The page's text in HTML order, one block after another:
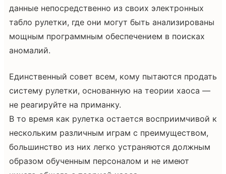
данные непосредственно из своих электронных
табло рулетки, где они могут быть анализированы
мощным программным обеспечением в поисках
аномалий.
Единственный совет всем, кому пытаются продать
систему рулетки, основанную на теории хаоса —
не реагируйте на приманку.
В то время как рулетка остается восприимчивой к
нескольким различным играм с преимуществом,
большинство из них легко устраняются должным
образом обученным персоналом и не имеют